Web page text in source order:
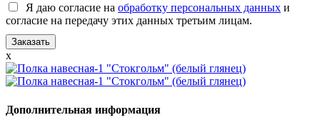
Я даю согласие на обработку персональных данных и
согласие на передачу этих данных третьим лицам.
x
Дополнительная информация